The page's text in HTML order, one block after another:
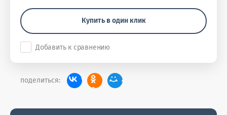
Купить в один клик
Добавить к сравнению
поделиться: